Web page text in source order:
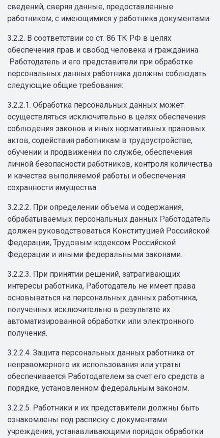
сведений, сверяя данные, предоставленные
работником, с имеющимися у работника документами.
3.2.2. В соответствии со ст. 86 ТК РФ в целях
обеспечения прав и свобод человека и гражданина
Работодатель и его представители при обработке
персональных данных работника должны соблюдать
следующие общие требования:
3.2.2.1. Обработка персональных данных может
осуществляться исключительно в целях обеспечения
соблюдения законов и иных нормативных правовых
актов, содействия работникам в трудоустройстве,
обучении и продвижении по службе, обеспечения
личной безопасности работников, контроля количества
и качества выполняемой работы и обеспечения
сохранности имущества.
3.2.2.2. При определении объема и содержания,
обрабатываемых персональных данных Работодатель
должен руководствоваться Конституцией Российской
Федерации, Трудовым кодексом Российской
Федерации и иными федеральными законами.
3.2.2.3. При принятии решений, затрагивающих
интересы работника, Работодатель не имеет права
основываться на персональных данных работника,
полученных исключительно в результате их
автоматизированной обработки или электронного
получения.
3.2.2.4. Защита персональных данных работника от
неправомерного их использования или утраты
обеспечивается Работодателем за счет его средств в
порядке, установленном федеральным законом.
3.2.2.5. Работники и их представители должны быть
ознакомлены под расписку с документами
учреждения, устанавливающими порядок обработки